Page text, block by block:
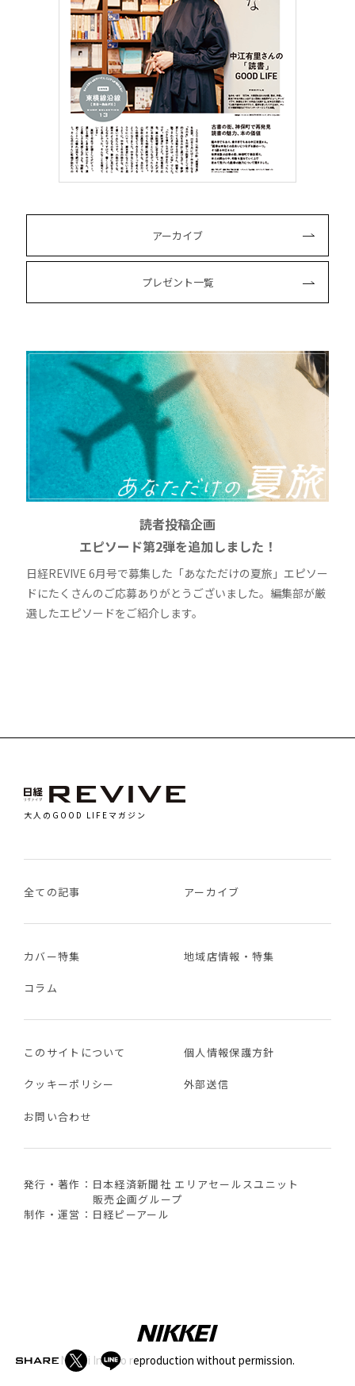
アーカイブ
プレゼント一覧
読者投稿企画
エピソード第2弾を追加しました！
日経REVIVE 6月号で募集した「あなただけの夏旅」エピソー
ドにたくさんのご応募ありがとうございました。編集部が厳
選したエピソードをご紹介します。
大人のGOOD LIFEマガジン
全ての記事 アーカイブ
カバー特集 地域店情報・特集
コラム
このサイトについて 個人情報保護方針
クッキーポリシー 外部送信
お問い合わせ
発行・著作：日本経済新聞社 エリアセールスユニット
販売企画グループ
制作・運営：日経ピーアール
Nikkei Inc. No reproduction without permission.